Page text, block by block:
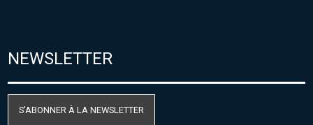
NEWSLETTER
S'ABONNER À LA NEWSLETTER